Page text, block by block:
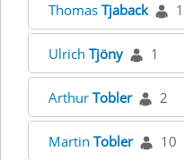
Thomas Tjaback 1
Ulrich Tjöny 1
Arthur Tobler 2
Martin Tobler 10